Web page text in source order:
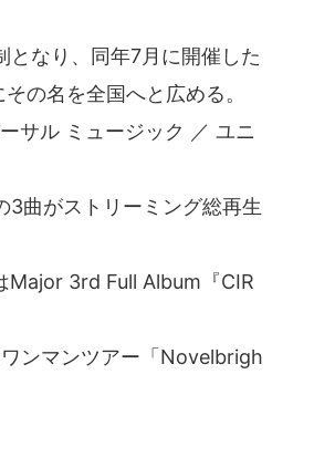
となり、同年7月に開催した
の名を全国へと広める。
サル ミュージック ／ ユニ
3曲がストリーミング総再生
Major 3rd Full Album『CIR
ンマンツアー「Novelbrigh